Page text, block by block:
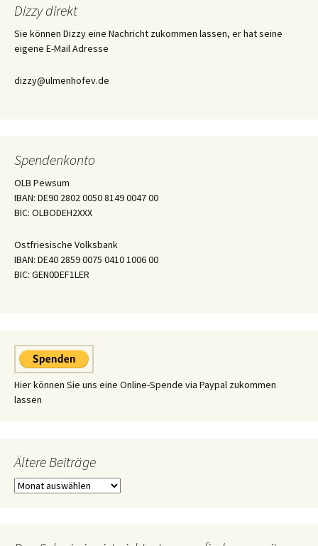
Dizzy direkt
Sie können Dizzy eine Nachricht zukommen lassen, er hat seine
eigene E-Mail Adresse
dizzy@ulmenhofev.de
Spendenkonto
OLB Pewsum
IBAN: DE90 2802 0050 8149 0047 00
BIC: OLBODEH2XXX
Ostfriesische Volksbank
IBAN: DE40 2859 0075 0410 1006 00
BIC: GEN0DEF1LER
Hier können Sie uns eine Online-Spende via Paypal zukommen
lassen
Ältere Beiträge
Ältere